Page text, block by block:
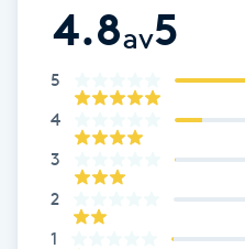
Fransfärgning
Fransförlängning
Fransförlängning Megavolym
Fransförlängning Volym
4.8av5
5
4
3
2
1